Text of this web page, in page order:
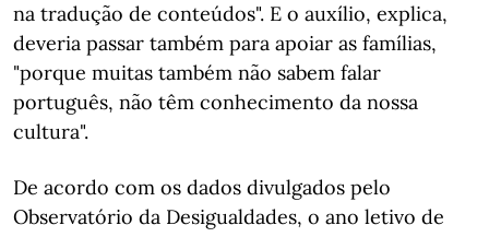
na tradução de conteúdos". E o auxílio, explica,
deveria passar também para apoiar as famílias,
"porque muitas também não sabem falar
português, não têm conhecimento da nossa
cultura".
De acordo com os dados divulgados pelo
Observatório da Desigualdades, o ano letivo de